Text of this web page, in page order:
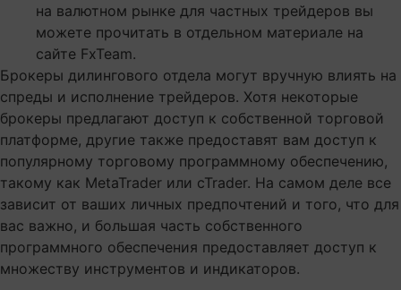
на валютном рынке для частных трейдеров вы
можете прочитать в отдельном материале на
сайте FxTeam.
Брокеры дилингового отдела могут вручную влиять на
спреды и исполнение трейдеров. Хотя некоторые
брокеры предлагают доступ к собственной торговой
платформе, другие также предоставят вам доступ к
популярному торговому программному обеспечению,
такому как MetaTrader или cTrader. На самом деле все
зависит от ваших личных предпочтений и того, что для
вас важно, и большая часть собственного
программного обеспечения предоставляет доступ к
множеству инструментов и индикаторов.